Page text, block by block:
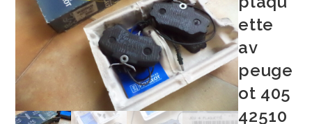
ette
av
peuge
ot 405
42510